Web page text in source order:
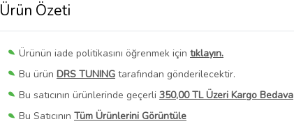
Ürün Özeti
Ürünün iade politikasını öğrenmek için tıklayın.
Bu ürün DRS TUNING tarafından gönderilecektir.
Bu satıcının ürünlerinde geçerli 350,00 TL Üzeri Kargo Bedava
Bu Satıcının Tüm Ürünlerini Görüntüle